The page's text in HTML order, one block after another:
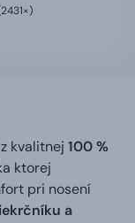
kvalitnej 100 %
ktorej
pri nosení
a